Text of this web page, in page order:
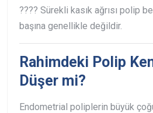
???? Sürekli kasık ağrısı polip
başına genellikle değildir.
Rahimdeki Polip
Düşer mi?
Endometrial poliplerin büyük